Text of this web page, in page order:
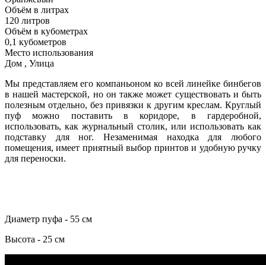
Объём в литрах
120 литров
Объём в кубометрах
0,1 кубометров
Место использования
Дом , Улица
Мы представляем его компаньоном ко всей линейке бинбегов
в нашей мастерской, но он также может существовать и быть
полезным отдельно, без привязки к другим креслам. Круглый
пуф можно поставить в коридоре, в гардеробной,
использовать, как журнальный столик, или использовать как
подставку для ног. Незаменимая находка для любого
помещения, имеет приятный выбор принтов и удобную ручку
для переноски.
Диаметр пуфа - 55 см
Высота - 25 см